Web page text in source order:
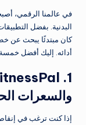
في عالمنا الرقمي،
البدنية. بفضل
كان مبتدئًا يبحث عن
أدائه. إليك أفضل خمسة
والسعرات
إذا كنت ترغب في إنقاص